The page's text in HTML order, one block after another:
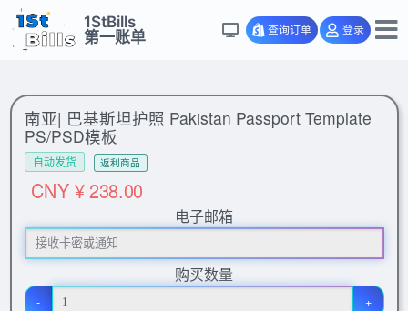
1StBills
第一账单
查询订单 登录
南亚| 巴基斯坦护照 Pakistan Passport Template
PS/PSD模板
自动发货 返利商品
CNY ¥ 238.00
电子邮箱
购买数量
- +